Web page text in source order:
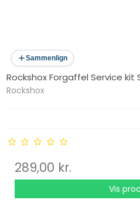
Sammenlign
Rockshox Forgaffel Service kit
Rockshox
289,00 kr.
Vis